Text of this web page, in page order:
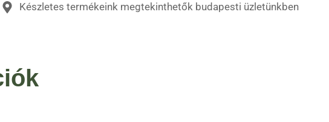
Készletes termékeink megtekinthetők budapesti üzletünkben